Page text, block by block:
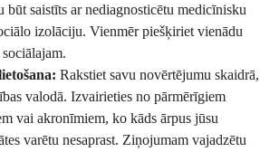
būt saistīts ar nediagnosticētu medicīnisku
izolāciju. Vienmēr piešķiriet vienādu
sociālajam.
Rakstiet savu novērtējumu skaidrā,
valodā. Izvairieties no pārmērīgiem
vai akronīmiem, ko kāds ārpus jūsu
varētu nesaprast. Ziņojumam vajadzētu